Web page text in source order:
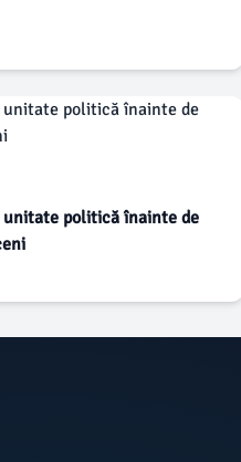
unitate politică înainte de